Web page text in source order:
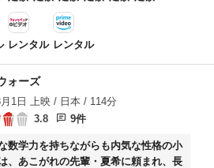
件を未然に防ごうと犯人の特定を急ぐ
がて一人の男が容疑者に浮上、しかし
たところで、犯人を名乗る男が自首
のだが…。
レンタル レンタル
ォーズ
1日 上映 / 日本 / 114分
3.8
9件
数学力を持ちながらも内気な性格の小
、あこがれの先輩・夏希に頼まれ、長